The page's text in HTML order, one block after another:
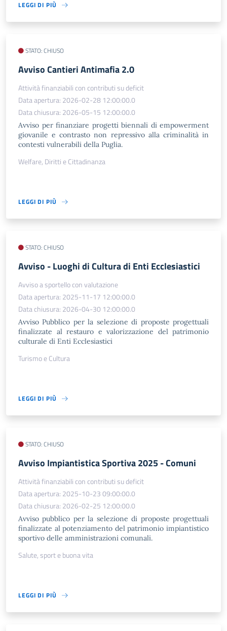
LEGGI DI PIÙ
STATO: CHIUSO
​Avviso Cantieri Antimafia 2.0
Attività finanziabili con contributi su deficit
Data apertura: 2026-02-28 12:00:00.0
Data chiusura: 2026-05-15 12:00:00.0
Avviso per finanziare progetti biennali di empowerment
giovanile e contrasto non repressivo alla criminalità in
contesti vulnerabili della Puglia.
Welfare, Diritti e Cittadinanza
LEGGI DI PIÙ
STATO: CHIUSO
​Avviso - Luoghi di Cultura di Enti Ecclesiastici
Avviso a sportello con valutazione
Data apertura: 2025-11-17 12:00:00.0
Data chiusura: 2026-04-30 12:00:00.0
Avviso Pubblico per la selezione di proposte progettuali
finalizzate al restauro e valorizzazione del patrimonio
culturale di Enti Ecclesiastici
Turismo e Cultura
LEGGI DI PIÙ
STATO: CHIUSO
Avviso Impiantistica Sportiva 2025 - Comuni
Attività finanziabili con contributi su deficit
Data apertura: 2025-10-23 09:00:00.0
Data chiusura: 2026-02-25 12:00:00.0
Avviso pubblico per la selezione di proposte progettuali
finalizzate al potenziamento del patrimonio impiantistico
sportivo delle amministrazioni comunali.
Salute, sport e buona vita
LEGGI DI PIÙ